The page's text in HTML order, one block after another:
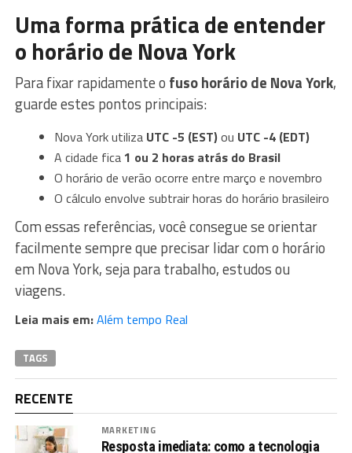
Uma forma prática de entender
o horário de Nova York
Para fixar rapidamente o fuso horário de Nova York,
guarde estes pontos principais:
Nova York utiliza UTC -5 (EST)ou UTC -4 (EDT)
A cidade fica 1 ou 2 horas atrás do Brasil
O horário de verão ocorre entre março e novembro
O cálculo envolve subtrair horas do horário brasileiro
Com essas referências, você consegue se orientar
facilmente sempre que precisar lidar com o horário
em Nova York, seja para trabalho, estudos ou
viagens.
Leia mais em:Além tempo Real
TAGS
RECENTE
MARKETING
Resposta imediata: como a tecnologia